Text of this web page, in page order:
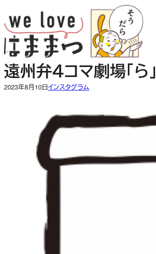
容
を
ス
キ
ッ
プ
遠州弁４コマ劇場「ら」
2023年8月10日インスタグラム